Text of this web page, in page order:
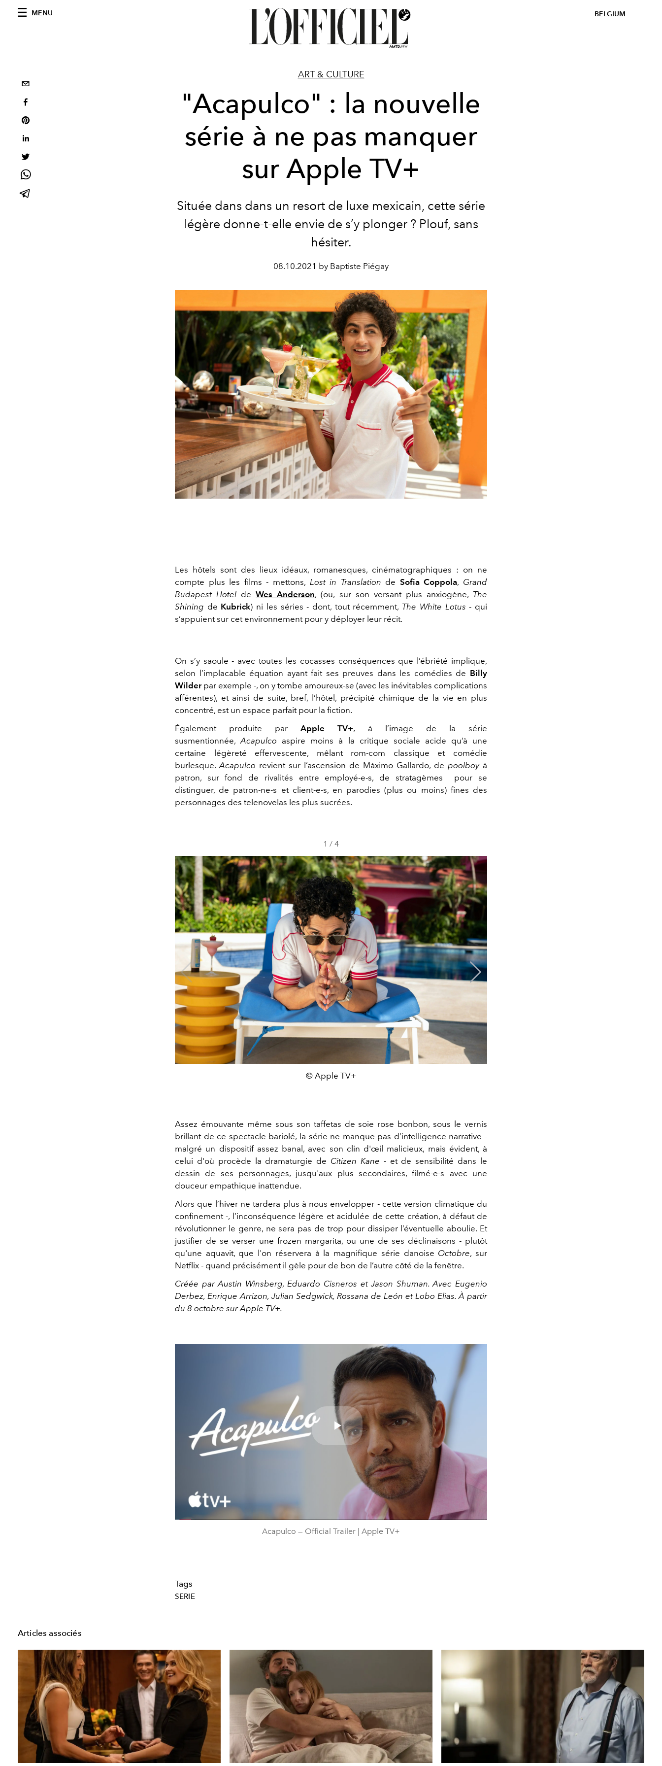
MENU BELGIUM
ART & CULTURE
"Acapulco" : la nouvelle
série à ne pas manquer
sur Apple TV+
Située dans dans un resort de luxe mexicain, cette série
légère donne-t-elle envie de s’y plonger ? Plouf, sans
hésiter.
08.10.2021 by Baptiste Piégay
Les hôtels sont des lieux idéaux, romanesques, cinématographiques : on ne
compte plus les films - mettons, Lost in Translation de Sofia Coppola, Grand
Budapest Hotel deWes Anderson, (ou, sur son versant plus anxiogène, The
Shining de Kubrick) ni les séries - dont, tout récemment, The White Lotus - qui
s’appuient sur cet environnement pour y déployer leur récit.
On s’y saoule - avec toutes les cocasses conséquences que l’ébriété implique,
selon l’implacable équation ayant fait ses preuves dans les comédies de Billy
Wilderpar exemple -, on y tombe amoureux-se (avec les inévitables complications
afférentes), et ainsi de suite, bref, l’hôtel, précipité chimique de la vie en plus
concentré, est un espace parfait pour la fiction.
Également produite parApple TV+, à l’image de la série
susmentionnée,Acapulco aspire moins à la critique sociale acide qu’à une
certaine légèreté effervescente, mêlant rom-com classique et comédie
burlesque. Acapulco revient sur l’ascension de Máximo Gallardo, de poolboyà
patron, sur fond de rivalités entre employé-e-s, de stratagèmes pour se
distinguer, de patron-ne-s et client-e-s, en parodies (plus ou moins) fines des
personnages des telenovelas les plus sucrées.
1 / 4
© Apple TV+
Assez émouvante même sous son taffetas de soie rose bonbon, sous le vernis
brillant de ce spectacle bariolé, la série ne manque pas d’intelligence narrative -
malgré un dispositif assez banal, avec son clin d'œil malicieux, mais évident, à
celui d'où procède la dramaturgie de Citizen Kane - et de sensibilité dans le
dessin de ses personnages, jusqu'aux plus secondaires, filmé-e-s avec une
douceur empathique inattendue.
Alors que l’hiver ne tardera plus à nous envelopper - cette version climatique du
confinement -, l’inconséquence légère et acidulée de cette création, à défaut de
révolutionner le genre, ne sera pas de trop pour dissiper l’éventuelle aboulie. Et
justifier de se verser une frozen margarita, ou une de ses déclinaisons - plutôt
qu'une aquavit, que l'on réservera à la magnifique série danoise Octobre, sur
Netflix - quand précisément il gèle pour de bon de l’autre côté de la fenêtre.
Créée par Austin Winsberg, Eduardo Cisneros et Jason Shuman. Avec Eugenio
Derbez, Enrique Arrizon, Julian Sedgwick, Rossana de León et Lobo Elias. À partir
du 8 octobre sur Apple TV+.
Play
Video
Acapulco — Official Trailer | Apple TV+
Tags
SERIE
Articles associés